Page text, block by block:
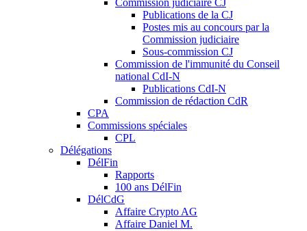
Commission judiciaire CJ
Publications de la CJ
Postes mis au concours par la
Commission judiciaire
Sous-commission CJ
Commission de l'immunité du Conseil
national CdI-N
Publications CdI-N
Commission de rédaction CdR
CPA
Commissions spéciales
CPL
Délégations
DélFin
Rapports
100 ans DélFin
DélCdG
Affaire Crypto AG
Affaire Daniel M.